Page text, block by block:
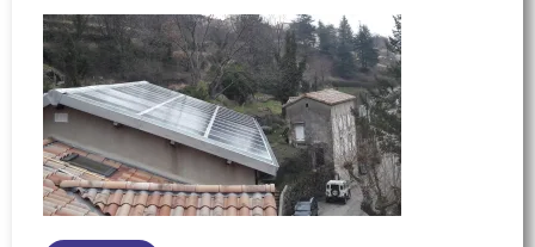
en savoir +
La Voulte-sur-Rhône | La Vignasse | 36 kWc
4 avril 2017